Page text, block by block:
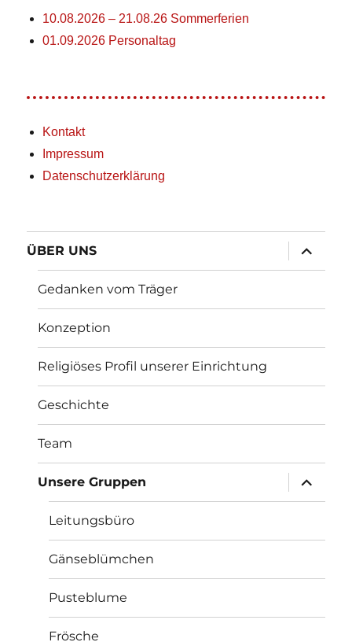
10.08.2026 – 21.08.26 Sommerferien
01.09.2026 Personaltag
Kontakt
Impressum
Datenschutzerklärung
ÜBER UNS
öffnen
Gedanken vom Träger
Konzeption
Religiöses Profil unserer Einrichtung
Geschichte
Team
Unsere Gruppen
öffnen
Leitungsbüro
Gänseblümchen
Pusteblume
Frösche